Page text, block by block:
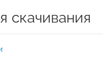
скачивания